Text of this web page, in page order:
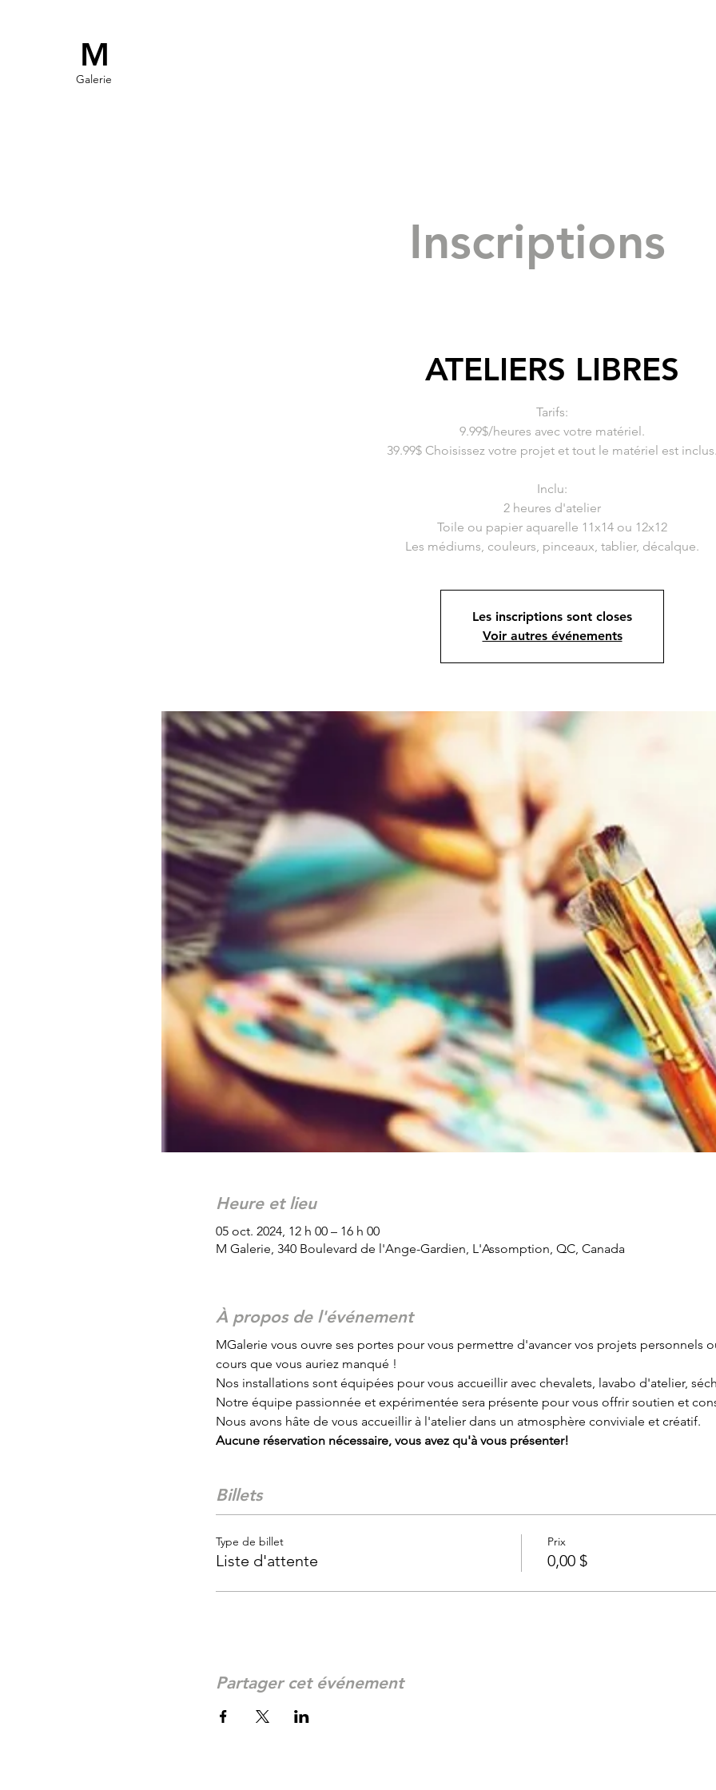
M
Galerie
Inscriptions
ATELIERS LIBRES
Tarifs:
9.99$/heures avec votre matériel.
39.99$ Choisissez votre projet et tout le matériel est
Inclu:
2 heures d'atelier
Toile ou papier aquarelle 11x14 ou 12x12
Les inscriptions sont closes
Voir autres événements
Heure et lieu
05 oct. 2024, 12 h 00 – 16 h 00
M Galerie, 340 Boulevard de l'Ange-Gardien, L'Assomption, QC, Canada
À propos de l'événement
MGalerie vous ouvre ses portes pour vous permettre d'avancer vos projets personnels
cours que vous auriez manqué !
Nos installations sont équipées pour vous accueillir avec chevalets, lavabo d'atelier,
Notre équipe passionnée et expérimentée sera présente pour vous offrir soutien et
Nous avons hâte de vous accueillir à l'atelier dans un atmosphère conviviale et créatif.
Aucune réservation nécessaire, vous avez qu'à vous présenter!
Billets
Type de billet
Liste d'attente
Prix
0,00 $
Partager cet événement